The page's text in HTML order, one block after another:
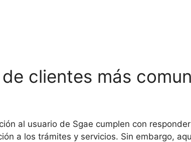
clientes más
al usuario de Sgae cumplen con
a los trámites y servicios. Sin embargo,